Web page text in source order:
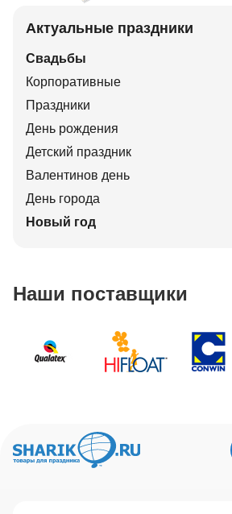
Актуальные праздники
Свадьбы
Корпоративные
Праздники
День рождения
Детский праздник
Валентинов день
День города
Новый год
Наши поставщики